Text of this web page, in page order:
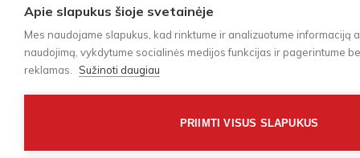
Apie slapukus šioje svetainėje
Mes naudojame slapukus, kad rinktume ir analizuotume informaciją
naudojimą, vykdytume socialinės medijos funkcijas ir pagerintume
reklamas.
Sužinoti daugiau
PRIIMTI VISUS SLAPUKUS